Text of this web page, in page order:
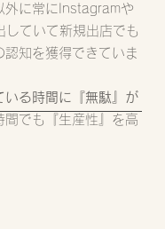
外に常にInstagramや
していて新規出店でも
認知を獲得できていま
いる時間に『無駄』が
間でも『生産性』を高